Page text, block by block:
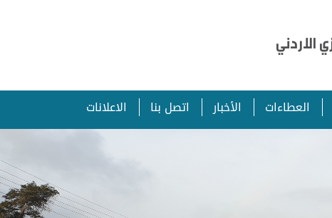
الاردني
العطاءات الأخبار اتصل بنا الاعلانات